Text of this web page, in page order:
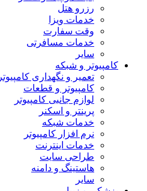
رزرو هتل
خدمات ویزا
وقت سفارت
خدمات مسافرتی
سایر
کامپیوتر و شبکه
تعمیر و نگهداری کامپیوتر
کامپیوتر و قطعات
لوازم جانبی کامپیوتر
پرینتر و اسکنر
خدمات شبکه
نرم افزار کامپیوتر
خدمات اینترنت
طراحی سایت
هاستینگ و دامنه
سایر